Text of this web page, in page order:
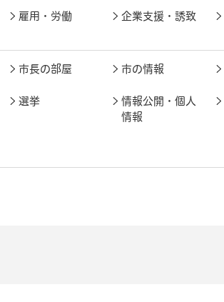
雇用・労働 企業支援・誘致
市長の部屋 市の情報
選挙
情報公開・個人
情報